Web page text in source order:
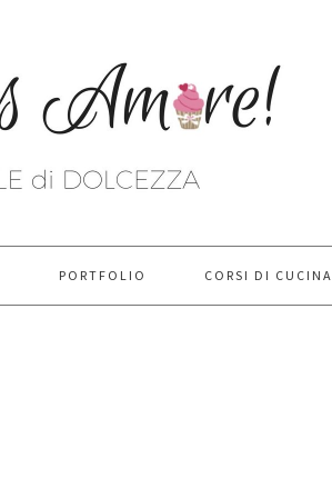
PORTFOLIO CORSI DI CUCINA